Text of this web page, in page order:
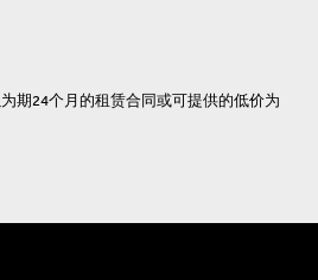
期24个月的租赁合同或可提供的低价为